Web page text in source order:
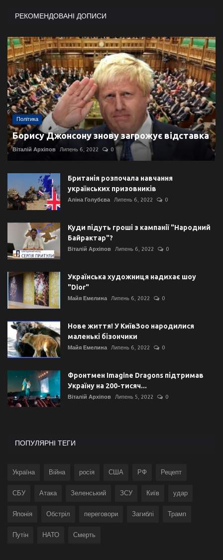
РЕКОМЕНДОВАНІ ДОПИСИ
Політика
Борису Джонсону знову загрожує відставка
Віталій Архіпов Липень 6, 2022 0
Британія розпочала навчання
українських призовників
Аліна Голубєва Липень 6, 2022 0
Куди підуть гроші з кампанії "Народний
Байрактар"?
Віталій Архіпов Липень 6, 2022 0
Українська художниця надихає шоу
"Dior"
Майя Емелина Липень 6, 2022 0
Нове життя! У КиївЗоо народилися
маленькі бізончики
Майя Емелина Липень 6, 2022 0
Фронтмен Imagine Dragons підтримав
Україну на 200-тисяч...
Віталій Архіпов Липень 5, 2022 0
ПОПУЛЯРНІ ТЕГИ
Україна Війна росія США РФ Рецепт
СБУ Атака Зеленський ЗСУ Київ удар
Японія Обстріл переговори Загиблі Трамп
Путін НАТО Смерть